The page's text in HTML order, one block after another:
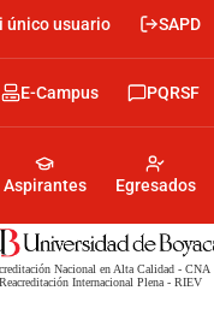
único usuario SAPD
Aspirantes Egresados
Menu
encabezado
Derecha
E-Campus PQRSF
Nacional en Alta Calidad - CNA
Reacreditación Internacional Plena - RIEV